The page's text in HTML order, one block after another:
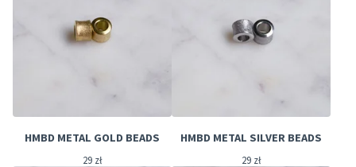
HMBD METAL GOLD BEADS
29 zł
HMBD METAL SILVER BEADS
29 zł